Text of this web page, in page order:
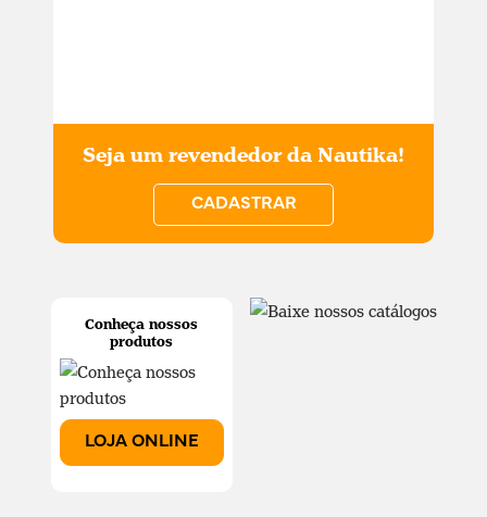
Conheça nossos
produtos
LOJA ONLINE
Seja um revendedor da Nautika!
CADASTRAR